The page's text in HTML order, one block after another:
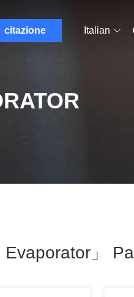
citazione Italian
Evaporator」